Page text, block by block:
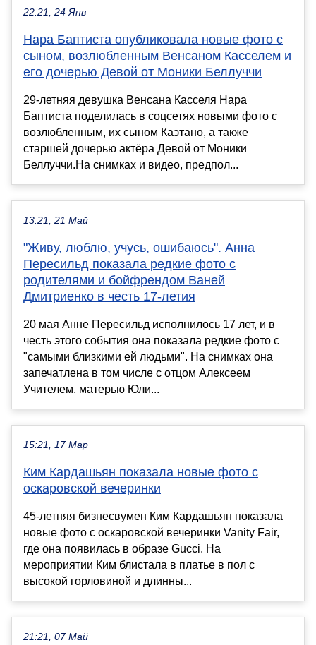
22:21, 24 Янв
Нара Баптиста опубликовала новые фото с
сыном, возлюбленным Венсаном Касселем и
его дочерью Девой от Моники Беллуччи
29-летняя девушка Венсана Касселя Нара
Баптиста поделилась в соцсетях новыми фото с
возлюбленным, их сыном Каэтано, а также
старшей дочерью актёра Девой от Моники
Беллуччи.На снимках и видео, предпол...
13:21, 21 Май
"Живу, люблю, учусь, ошибаюсь". Анна
Пересильд показала редкие фото с
родителями и бойфрендом Ваней
Дмитриенко в честь 17-летия
20 мая Анне Пересильд исполнилось 17 лет, и в
честь этого события она показала редкие фото с
"самыми близкими ей людьми". На снимках она
запечатлена в том числе с отцом Алексеем
Учителем, матерью Юли...
15:21, 17 Мар
Ким Кардашьян показала новые фото с
оскаровской вечеринки
45-летняя бизнесвумен Ким Кардашьян показала
новые фото с оскаровской вечеринки Vanity Fair,
где она появилась в образе Gucci. На
мероприятии Ким блистала в платье в пол с
высокой горловиной и длинны...
21:21, 07 Май